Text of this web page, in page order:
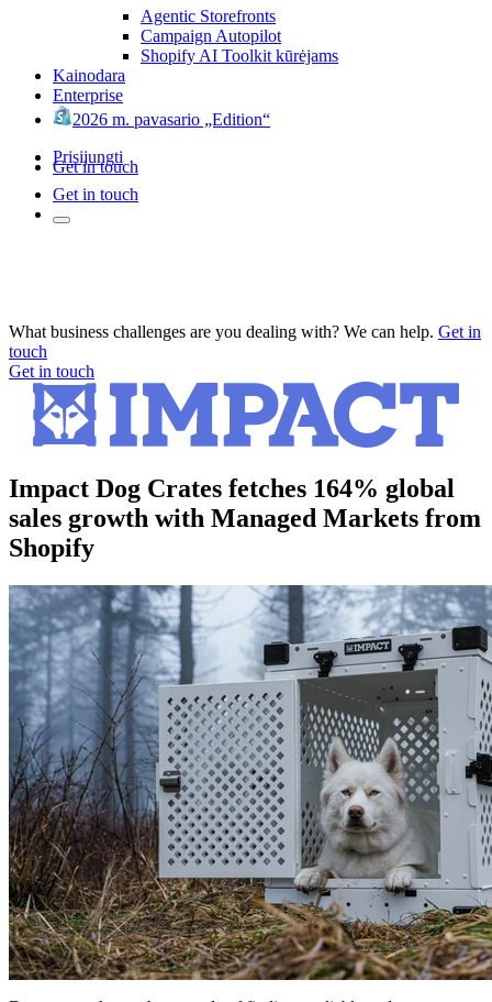
Agentic Storefronts
Campaign Autopilot
Shopify AI Toolkit kūrėjams
Kainodara
Enterprise
2026 m. pavasario „Edition“
Prisijungti
Get in touch
Get in touch
What business challenges are you dealing with? We can help. Get in
touch
Get in touch
Impact Dog Crates fetches 164% global
sales growth with Managed Markets from
Shopify